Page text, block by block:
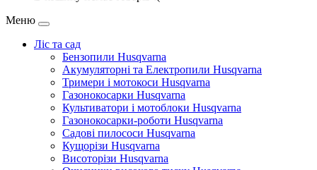
Меню
Ліс та сад
Бензопили Husqvarna
Акумуляторні та Електропили Husqvarna
Тримери і мотокоси Husqvarna
Газонокосарки Husqvarna
Культиватори і мотоблоки Husqvarna
Газонокосарки-роботи Husqvarna
Садові пилососи Husqvarna
Кущорізи Husqvarna
Висоторізи Husqvarna